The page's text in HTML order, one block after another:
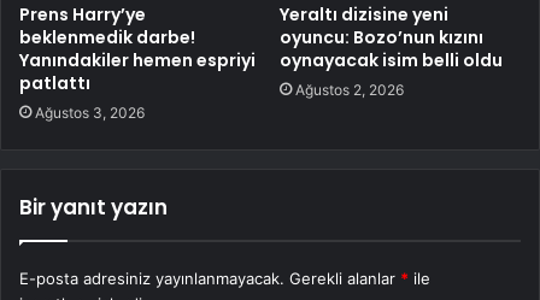
Prens Harry’ye
beklenmedik darbe!
Yanındakiler hemen espriyi
patlattı
Ağustos 3, 2026
Yeraltı dizisine yeni
oyuncu: Bozo’nun kızını
oynayacak isim belli oldu
Ağustos 2, 2026
Bir yanıt yazın
E-posta adresiniz yayınlanmayacak. Gerekli alanlar * ile